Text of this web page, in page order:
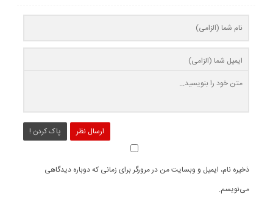
ارسال نظر پاک کردن !
ذخیره نام، ایمیل و وبسایت من در مرورگر برای زمانی که دوباره دیدگاهی
می‌نویسم.